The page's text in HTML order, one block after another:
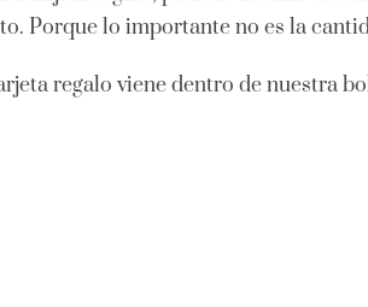
Porque lo importante no es la
regalo viene dentro de nuestra